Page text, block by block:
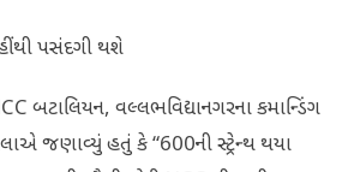
પસંદગી થશે
વલ્લભવિદ્યાનગરના કમાન્ડિંગ
જણાવ્યું હતું કે “600ની સ્ટ્રેન્થ થયા